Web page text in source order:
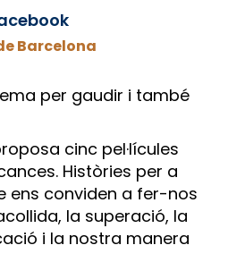
Barcelona
per gaudir i també
cinc pel·lícules
Històries per a
ens conviden a fer-nos
la superació, la
i la nostra manera